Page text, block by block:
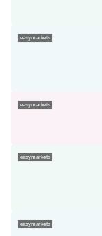
easymarkets
easymarkets
easymarkets
easymarkets